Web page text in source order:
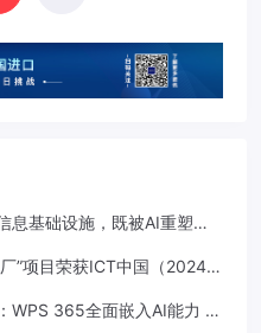
息基础设施，既被AI重塑，
”项目荣获ICT中国（2024）
WPS 365全面嵌入AI能力 打